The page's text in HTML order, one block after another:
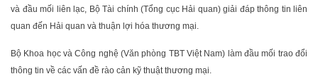
và đầu mối liên lạc, Bộ Tài chính (Tổng cục Hải quan) giải đáp thông tin liên
quan đến Hải quan và thuận lợi hóa thương mại.
Bộ Khoa học và Công nghệ (Văn phòng TBT Việt Nam) làm đầu mối trao đổi
thông tin về các vấn đề rào cản kỹ thuật thương mại.